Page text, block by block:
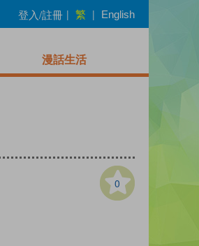
登入/註冊 | 繁 | English
漫話生活
0